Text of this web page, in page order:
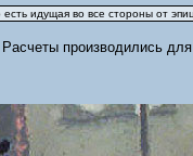
идущая во все стороны от
производились для